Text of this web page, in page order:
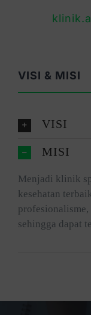
VISI & MISI
VISI
MISI
Menjadi klinik
kesehatan
sehingga dapat